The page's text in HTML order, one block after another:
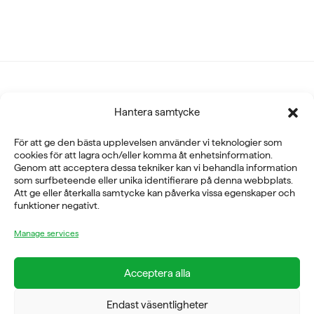
Hantera samtycke
För att ge den bästa upplevelsen använder vi teknologier som
cookies för att lagra och/eller komma åt enhetsinformation.
Genom att acceptera dessa tekniker kan vi behandla information
som surfbeteende eller unika identifierare på denna webbplats.
Att ge eller återkalla samtycke kan påverka vissa egenskaper och
funktioner negativt.
Manage services
Acceptera alla
Endast väsentligheter
E-POST
info@fysioline.se
TELEFON
08-760 6100
ADRESS
Rosendalsvägen 18b, SE-14143 Huddinge
VERKSAMHETSOMRÅDEN